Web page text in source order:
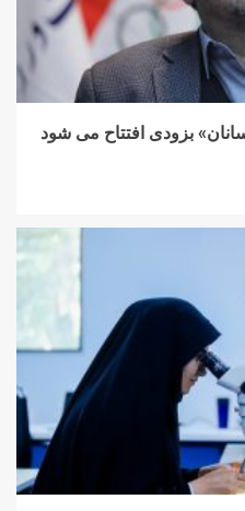
بزودی افتتاح می شود